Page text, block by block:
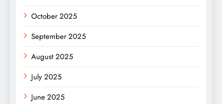
October 2025
September 2025
August 2025
July 2025
June 2025